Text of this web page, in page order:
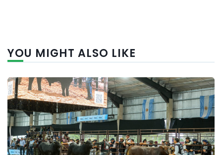
YOU MIGHT ALSO LIKE